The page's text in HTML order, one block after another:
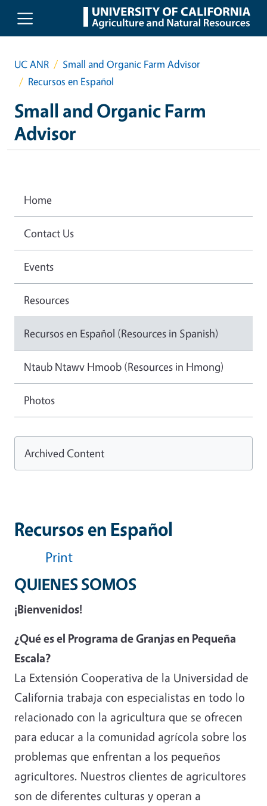
Skip to main content
UC ANR
Small and Organic Farm Advisor
Recursos en Español
Small and Organic Farm
Advisor
Recursos en Español
Print
QUIENES SOMOS
¡Bienvenidos!
¿Qué es el Programa de Granjas en Pequeña
Escala?
La Extensión Cooperativa de la Universidad de
California trabaja con especialistas en todo lo
relacionado con la agricultura que se ofrecen
para educar a la comunidad agrícola sobre los
problemas que enfrentan a los pequeños
agricultores. Nuestros clientes de agricultores
son de diferentes culturas y operan a
Home
Contact Us
Events
Resources
Recursos en Español (Resources in Spanish)
Ntaub Ntawv Hmoob (Resources in Hmong)
Photos
Archived Content